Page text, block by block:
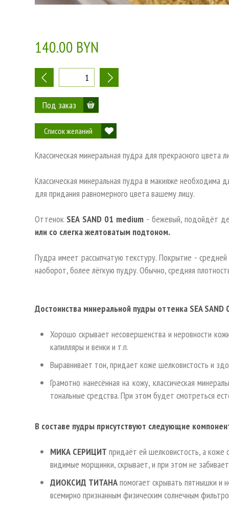
140.00 BYN
- +
Список желаний
Классическая минеральная пудра для прекрасного цвета
Классическая минеральная пудра в макияже
для придания равномерного цвета вашему лицу.
Оттенок SEA SAND 01 medium - бежевый, подойдёт
или со слегка желтоватым подтоном.
Пудра имеет рассыпчатую текстуру. Покрытие -
наоборот, более лёгкую пудру. Обычно, средняя
Достоинства минеральной пудры оттенка SEA SAND
Хорошо скрывает несовершенства и неровности
капилляры и венки и т.п.
Выравнивает тон, придает коже шелковистость и
Грамотно нанесённая на кожу, классическая
тональные средства. При этом будет смотреться
В составе пудры присутствуют следующие
МИКА СЕРИЦИТ придаёт ей шелковистость, а коже
видимые морщинки, скрывает, и при этом не
ДИОКСИД ТИТАНАпомогает скрывать пятнышки и
всемирно признанным физическим солнечным